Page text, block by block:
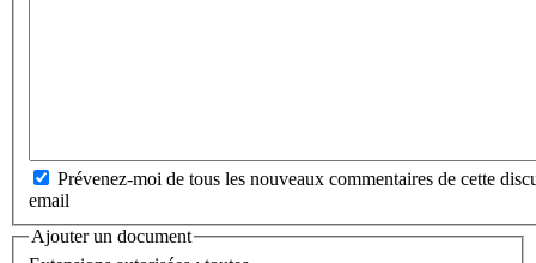
Prévenez-moi de tous les nouveaux commentaires de cette
email
Ajouter un document